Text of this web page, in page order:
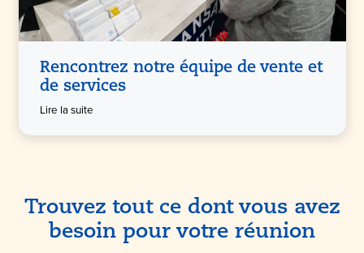
Rencontrez notre équipe de vente et
de services
Lire la suite
Trouvez tout ce dont vous avez
besoin pour votre réunion